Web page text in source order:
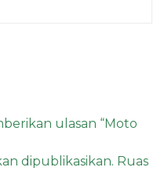
ulasan “Moto
dipublikasikan. Ruas